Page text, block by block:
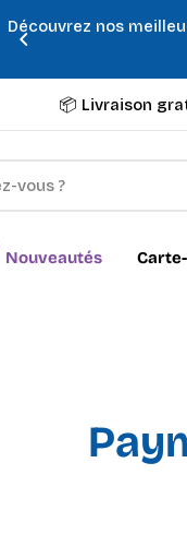
Découvrez nos
📦 Livraison
Nouveautés